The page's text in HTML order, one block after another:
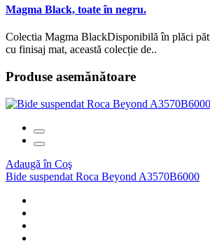
Magma Black, toate în negru.
Colectia Magma BlackDisponibilă în plăci
cu finisaj mat, această colecție de..
Produse asemănătoare
Adaugă în Coş
Bide suspendat Roca Beyond A3570B6000